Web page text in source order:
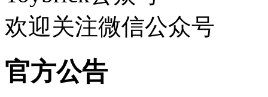
欢迎关注微信公众号
官方公告